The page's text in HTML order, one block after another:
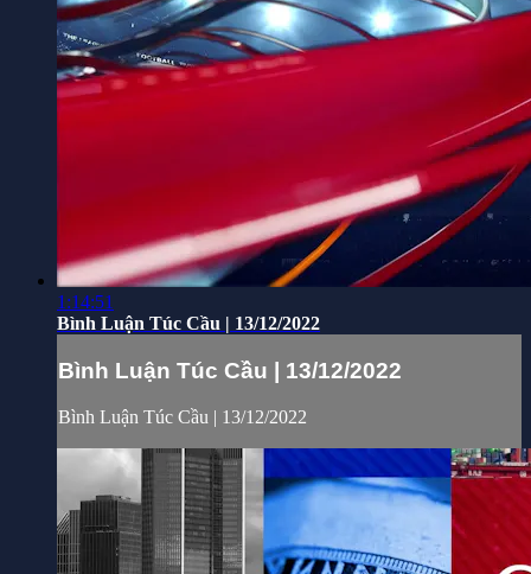
1:14:51
Bình Luận Túc Cầu | 13/12/2022
Bình Luận Túc Cầu | 13/12/2022
Bình Luận Túc Cầu | 13/12/2022